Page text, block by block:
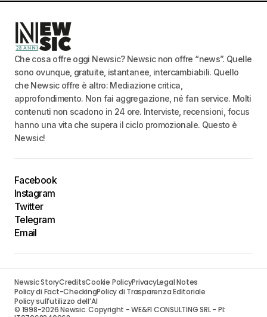
Che cosa offre oggi Newsic? Newsic non offre “news”. Quelle
sono ovunque, gratuite, istantanee, intercambiabili. Quello
che Newsic offre è altro: Mediazione critica,
approfondimento. Non fai aggregazione, né fan service. Molti
contenuti non scadono in 24 ore. Interviste, recensioni, focus
hanno una vita che supera il ciclo promozionale. Questo è
Newsic!
Facebook
Instagram
Twitter
Telegram
Email
Newsic StoryCreditsCookie PolicyPrivacyLegal Notes
Policy di Fact-CheckingPolicy di Trasparenza Editoriale
Policy sull’utilizzo dell’AI
© 1998-2026 Newsic. Copyright - WE&FI CONSULTING SRL - PI: